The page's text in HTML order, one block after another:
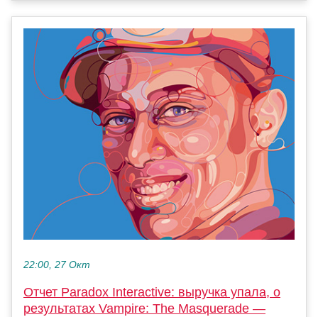
22:00, 27 Окт
Отчет Paradox Interactive: выручка упала, о
результатах Vampire: The Masquerade —